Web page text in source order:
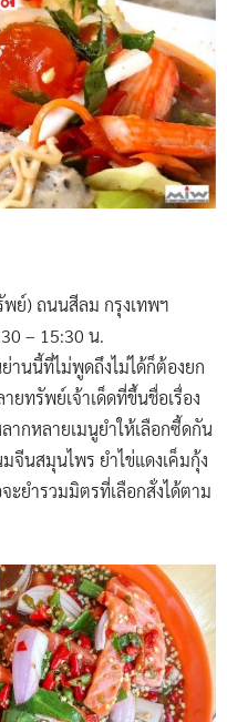
ย์) ถนนสีลม กรุงเทพฯ
– 15:30 น.
านนี้ที่ไม่พูดถึงไม่ได้ก็ต้องยก
ยทรัพย์เจ้าเด็ดที่ขึ้นชื่อเรื่อง
ากหลายเมนูยำให้เลือกซี้ดกัน
จีนสมุนไพร ยำไข่แดง​เค็ม​กุ้ง
ยำรวมมิตรที่เลือกสั่งได้ตาม